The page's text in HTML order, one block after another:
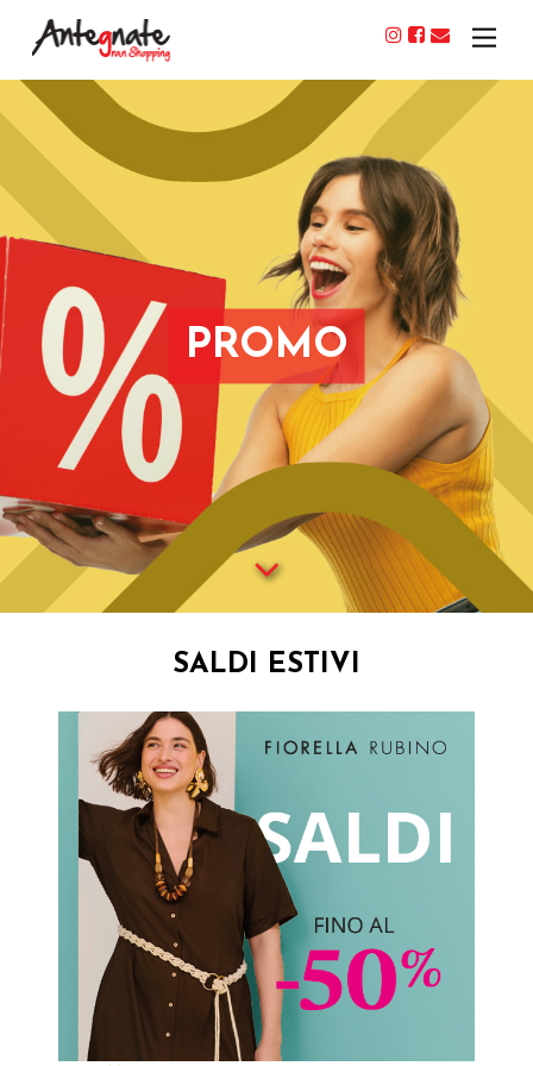
PROMO
SALDI ESTIVI